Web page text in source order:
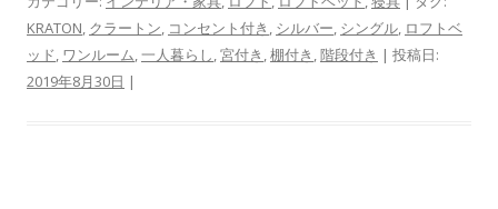
KRATON, クラートン, コンセント付き , シルバー, シングル, ロフトベ
ッド, ワンルーム,一人暮らし,宮付き ,棚付き ,階段付き | 投稿日:
2019年8月30日 |